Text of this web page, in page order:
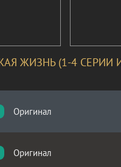
ЖИЗНЬ (1-4 СЕРИИ
Оригинал
Оригинал